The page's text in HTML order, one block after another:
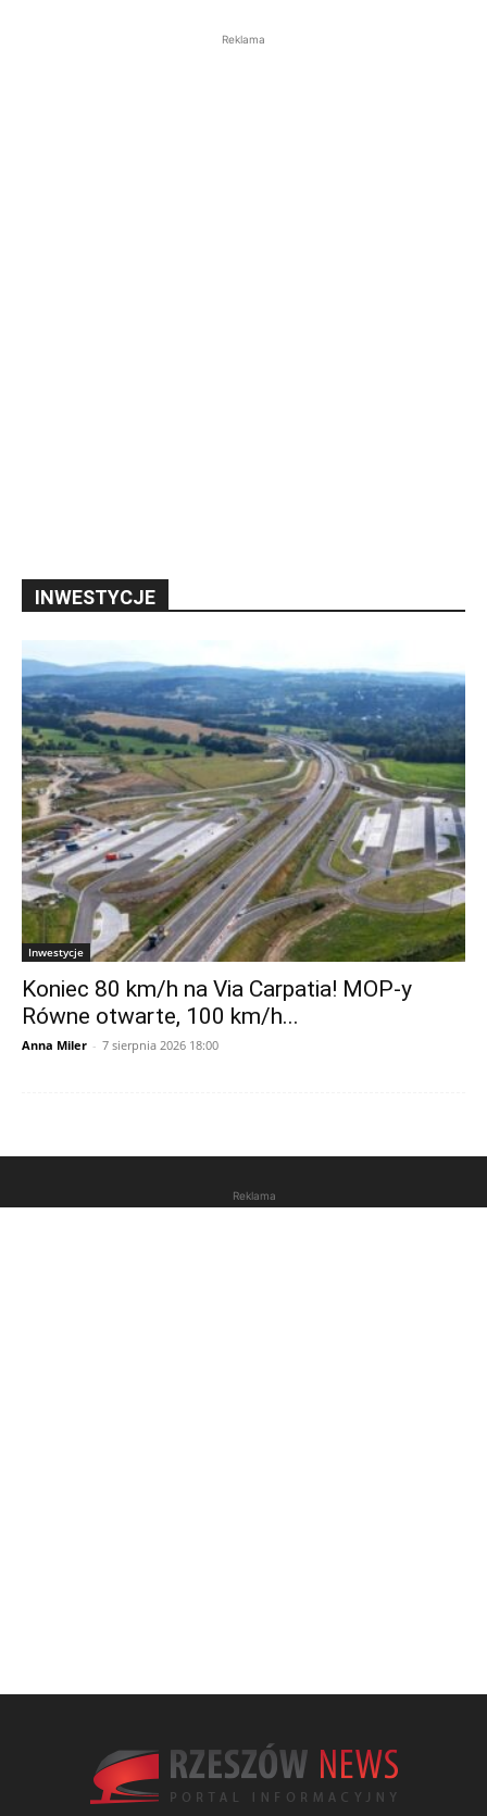
Reklama
INWESTYCJE
Inwestycje
Koniec 80 km/h na Via Carpatia! MOP-y
Równe otwarte, 100 km/h...
Anna Miler - 7 sierpnia 2026 18:00
Reklama